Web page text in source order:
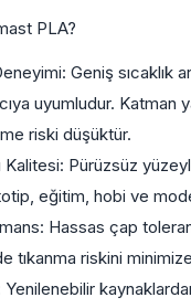
PLA?
Geniş sıcaklık
uyumludur. Katman
riski düşüktür.
Kalitesi: Pürüzsüz
eğitim, hobi ve
Hassas çap
tıkanma riskini